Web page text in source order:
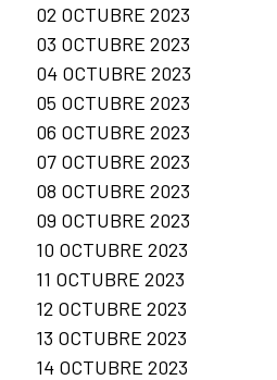
02 OCTUBRE 2023
03 OCTUBRE 2023
04 OCTUBRE 2023
05 OCTUBRE 2023
06 OCTUBRE 2023
07 OCTUBRE 2023
08 OCTUBRE 2023
09 OCTUBRE 2023
10 OCTUBRE 2023
11 OCTUBRE 2023
12 OCTUBRE 2023
13 OCTUBRE 2023
14 OCTUBRE 2023